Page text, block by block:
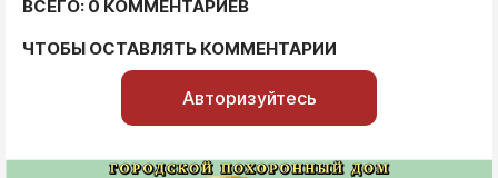
ВСЕГО: 0 КОММЕНТАРИЕВ
ЧТОБЫ ОСТАВЛЯТЬ КОММЕНТАРИИ
Авторизуйтесь